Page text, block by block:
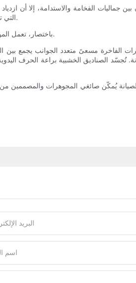
جماليات الفخامة والاستدامة، إلا أن
التي تعكس قيمهم، مما يجعل مواد التغليف المسؤولة للمجوهرات ليس خياراً أخلاقياً فحسب، بل ميزة تسويقية استراتيجية أيضاً.
باختصار، تعمل المواد المستدامة على إعادة تعريف التغليف الفاخر، مما يدل على أن الأناقة والمسؤولية البيئية يمكن أن تتعايشا بشكل جميل.
الفاخرة مسعىً متعدد الجوانب يجمع بين
تُجسّد الصناديق الخشبية براعة الحرف
يُمكّن صائغي المجوهرات
البريد
اسم